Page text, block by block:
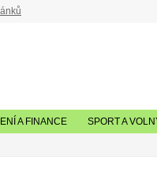
A FINANCE SPORT A